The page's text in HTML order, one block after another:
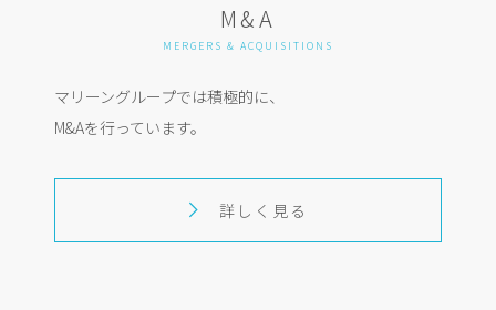
M&A
MERGERS & ACQUISITIONS
マリーングループでは積極的に、
M&Aを行っています。
詳しく見る